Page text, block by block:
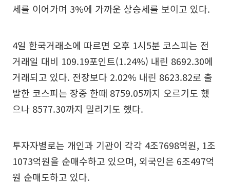
세를 이어가며 3%에 가까운 상승세를 보이고 있다.
4일 한국거래소에 따르면 오후 1시5분 코스피는 전
거래일 대비 109.19포인트(1.24%) 내린 8692.30에
거래되고 있다. 전장보다 2.02% 내린 8623.82로 출
발한 코스피는 장중 한때 8759.05까지 오르기도 했
으나 8577.30까지 밀리기도 했다.
투자자별로는 개인과 기관이 각각 4조7698억원, 1조
1073억원을 순매수하고 있으며, 외국인은 6조497억
원 순매도하고 있다.